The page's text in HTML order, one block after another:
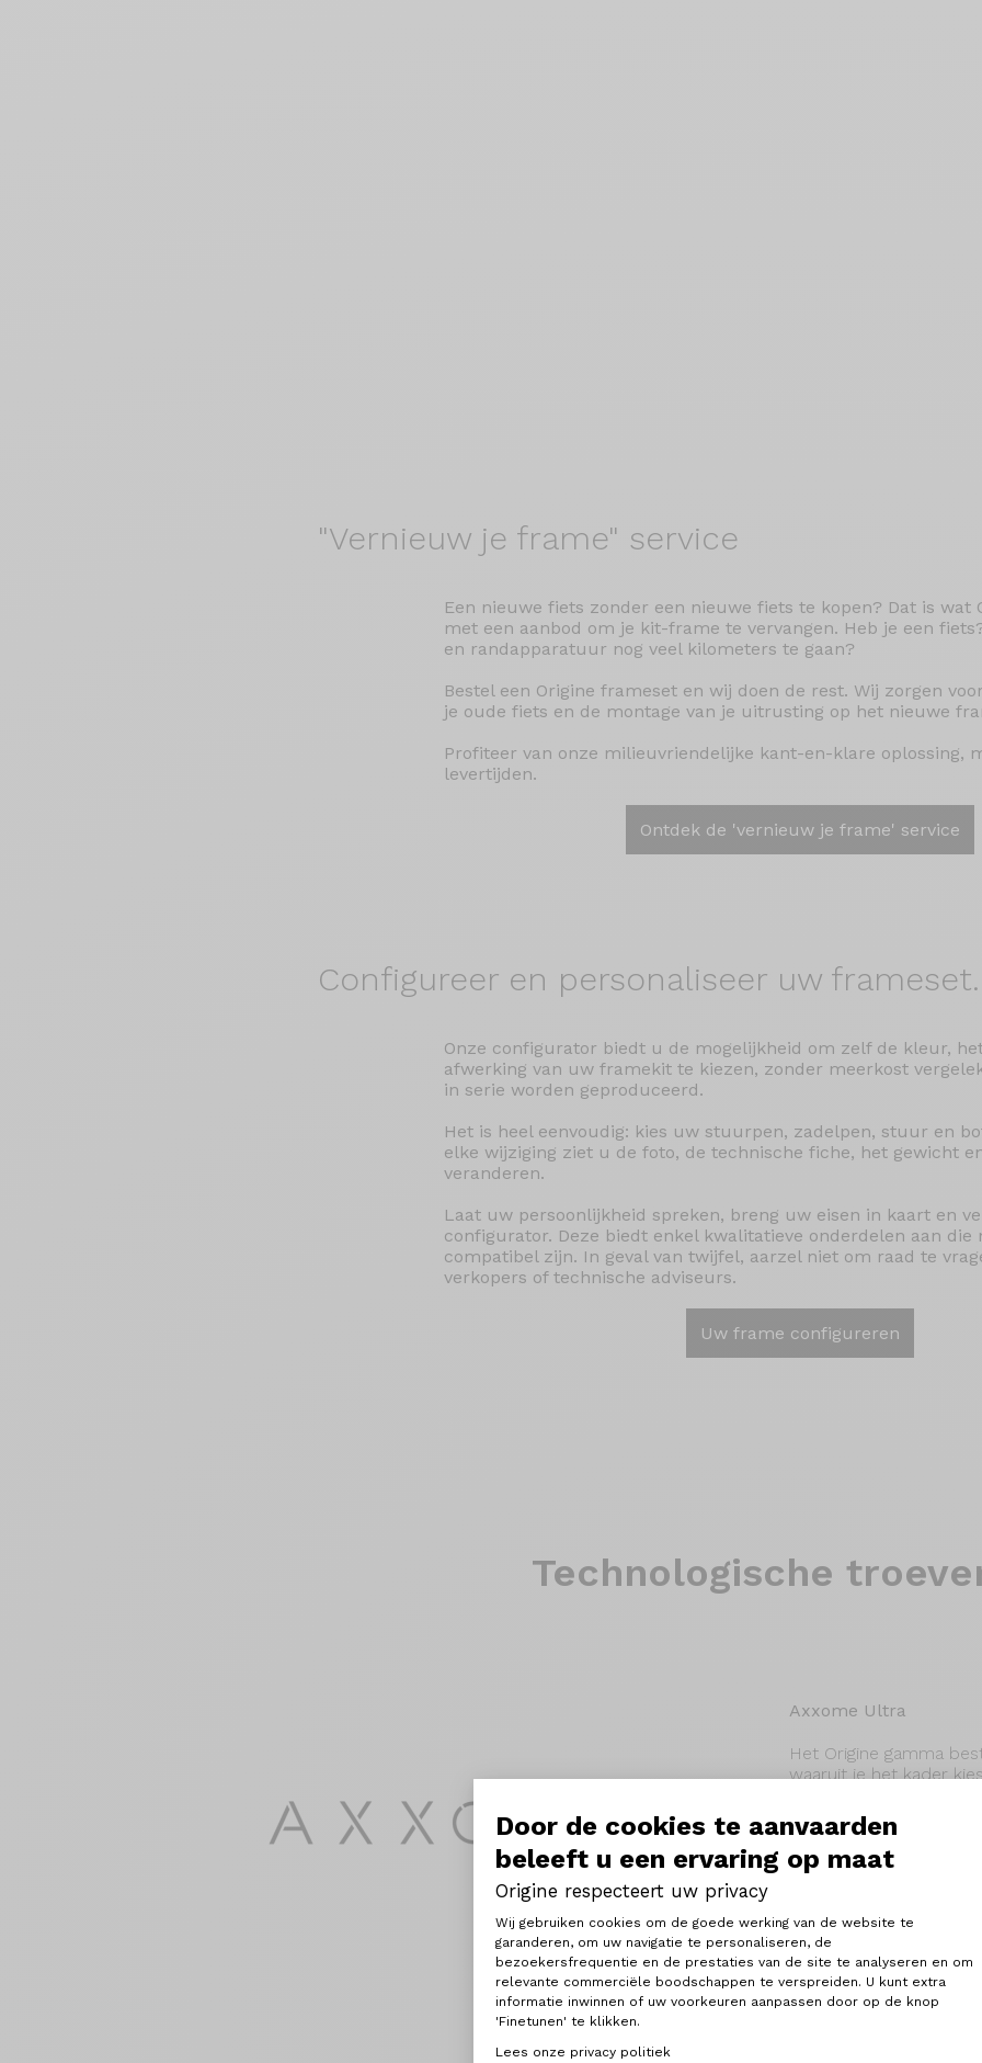
Door de cookies te aanvaarden
beleeft u een ervaring op maat
Origine respecteert uw privacy
Toestemmingsbeheerplatform:
Wij gebruiken cookies om de goede werking van de website te
garanderen, om uw navigatie te personaliseren, de
bezoekersfrequentie en de prestaties van de site te analyseren en om
relevante commerciële boodschappen te verspreiden. U kunt extra
informatie inwinnen of uw voorkeuren aanpassen door op de knop
'Finetunen' te klikken.
Lees onze privacy politiek
Axeptio consent
"Vernieuw je frame" service
Een nieuwe fiets zonder een nieuwe fiets te kopen? Dat is wat
met een aanbod om je kit-frame te vervangen. Heb je een
en randapparatuur nog veel kilometers te gaan?
Bestel een Origine frameset en wij doen de rest. Wij zorgen
je oude fiets en de montage van je uitrusting op het nieuwe
Profiteer van onze milieuvriendelijke kant-en-klare oplossing,
levertijden.
Ontdek de 'vernieuw je frame' service
Configureer en personaliseer uw frameset.
Onze configurator biedt u de mogelijkheid om zelf de kleur,
afwerking van uw framekit te kiezen, zonder meerkost
in serie worden geproduceerd.
Het is heel eenvoudig: kies uw stuurpen, zadelpen, stuur en
elke wijziging ziet u de foto, de technische fiche, het gewicht
veranderen.
Laat uw persoonlijkheid spreken, breng uw eisen in kaart en
configurator. Deze biedt enkel kwalitatieve onderdelen aan die
compatibel zijn. In geval van twijfel, aarzel niet om raad te
verkopers of technische adviseurs.
Uw frame configureren
Technologische
Axxome Ultra
Het Origine gamma
waaruit je het kader
Met dat frame als
carbon layup van de
explosiviteit terwijl de
fietsers die lange
op zoek zijn naar een
diverse terreinen